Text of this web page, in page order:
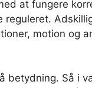
at fungere
motion og
betydning. Så i